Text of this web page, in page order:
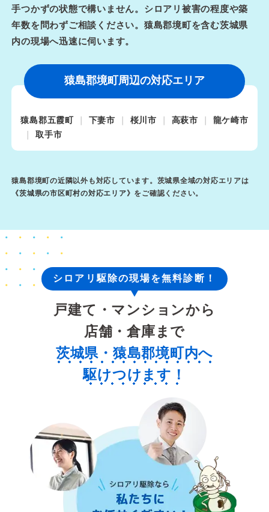
手つかずの状態で構いません。シロアリ被害の程度や築
年数を問わずご相談ください。猿島郡境町を含む茨城県
内の現場へ迅速に伺います。
猿島郡境町周辺の対応エリア
猿島郡五霞町 下妻市 桜川市 高萩市
龍ケ崎市
取手市
猿島郡境町の近隣以外も対応しています。茨城県全域の対応エリアは
《茨城県の市区町村の対応エリア》をご確認ください。
シロアリ駆除の現場を無料診断！
戸建て・マンションから
店舗・倉庫まで
茨城県・猿島郡境町内へ
駆けつけます！